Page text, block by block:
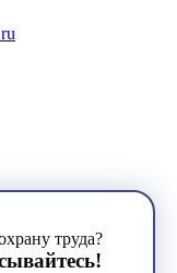
труда?